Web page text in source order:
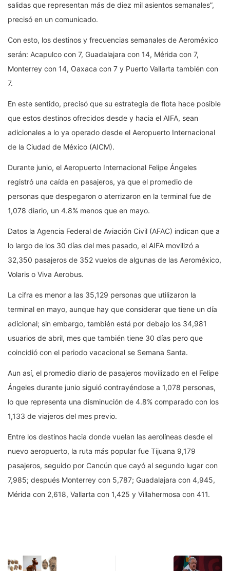
salidas que representan más de diez mil asientos semanales”,
precisó en un comunicado.
Con esto, los destinos y frecuencias semanales de Aeroméxico
serán: Acapulco con 7, Guadalajara con 14, Mérida con 7,
Monterrey con 14, Oaxaca con 7 y Puerto Vallarta también con
7.
En este sentido, precisó que su estrategia de flota hace posible
que estos destinos ofrecidos desde y hacia el AIFA, sean
adicionales a lo ya operado desde el Aeropuerto Internacional
de la Ciudad de México (AICM).
Durante junio, el Aeropuerto Internacional Felipe Ángeles
registró una caída en pasajeros, ya que el promedio de
personas que despegaron o aterrizaron en la terminal fue de
1,078 diario, un 4.8% menos que en mayo.
Datos la Agencia Federal de Aviación Civil (AFAC) indican que a
lo largo de los 30 días del mes pasado, el AIFA movilizó a
32,350 pasajeros de 352 vuelos de algunas de las Aeroméxico,
Volaris o Viva Aerobus.
La cifra es menor a las 35,129 personas que utilizaron la
terminal en mayo, aunque hay que considerar que tiene un día
adicional; sin embargo, también está por debajo los 34,981
usuarios de abril, mes que también tiene 30 días pero que
coincidió con el periodo vacacional se Semana Santa.
Aun así, el promedio diario de pasajeros movilizado en el Felipe
Ángeles durante junio siguió contrayéndose a 1,078 personas,
lo que representa una disminución de 4.8% comparado con los
1,133 de viajeros del mes previo.
Entre los destinos hacia donde vuelan las aerolíneas desde el
nuevo aeropuerto, la ruta más popular fue Tijuana 9,179
pasajeros, seguido por Cancún que cayó al segundo lugar con
7,985; después Monterrey con 5,787; Guadalajara con 4,945,
Mérida con 2,618, Vallarta con 1,425 y Villahermosa con 411.